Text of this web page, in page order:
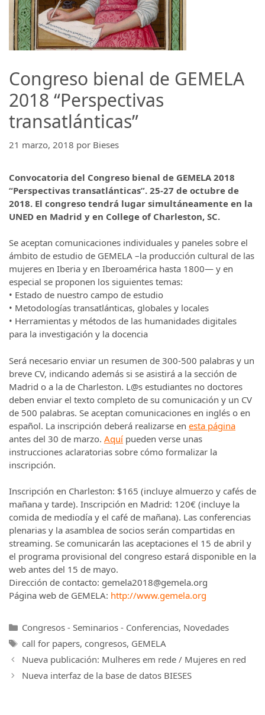
Congreso bienal de GEMELA
2018 “Perspectivas
transatlánticas”
21 marzo, 2018 por Bieses
Convocatoria del Congreso bienal de GEMELA 2018
“Perspectivas transatlánticas”. 25-27 de octubre de
2018. El congreso tendrá lugar simultáneamente en la
UNED en Madrid y en College of Charleston, SC.
Se aceptan comunicaciones individuales y paneles sobre el
ámbito de estudio de GEMELA –la producción cultural de las
mujeres en Iberia y en Iberoamérica hasta 1800— y en
especial se proponen los siguientes temas:
• Estado de nuestro campo de estudio
• Metodologías transatlánticas, globales y locales
• Herramientas y métodos de las humanidades digitales
para la investigación y la docencia
Será necesario enviar un resumen de 300-500 palabras y un
breve CV, indicando además si se asistirá a la sección de
Madrid o a la de Charleston. L@s estudiantes no doctores
deben enviar el texto completo de su comunicación y un CV
de 500 palabras. Se aceptan comunicaciones en inglés o en
español. La inscripción deberá realizarse en esta página
antes del 30 de marzo. Aquí pueden verse unas
instrucciones aclaratorias sobre cómo formalizar la
inscripción.
Inscripción en Charleston: $165 (incluye almuerzo y cafés de
mañana y tarde). Inscripción en Madrid: 120€ (incluye la
comida de mediodía y el café de mañana). Las conferencias
plenarias y la asamblea de socios serán compartidas en
streaming. Se comunicarán las aceptaciones el 15 de abril y
el programa provisional del congreso estará disponible en la
web antes del 15 de mayo.
Dirección de contacto: gemela2018@gemela.org
Página web de GEMELA: http://www.gemela.org
Categorías
Congresos - Seminarios - Conferencias, Novedades
Etiquetas
call for papers, congresos, GEMELA
Nueva publicación: Mulheres em rede / Mujeres en red
Nueva interfaz de la base de datos BIESES